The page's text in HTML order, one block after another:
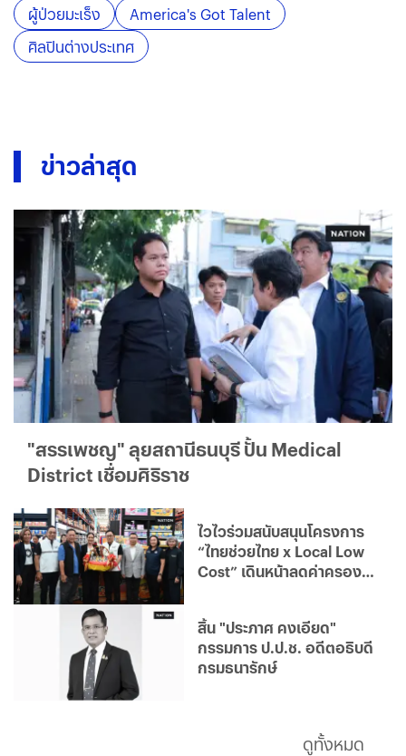
ผู้ป่วยมะเร็ง
America's Got Talent
ศิลปินต่างประเทศ
ข่าวล่าสุด
"สรรเพชญ" ลุยสถานีธนบุรี ปั้น Medical
District เชื่อมศิริราช
ไวไวร่วมสนับสนุนโครงการ
“ไทยช่วยไทย x Local Low
Cost” เดินหน้าลดค่าครอง
สิ้น "ประภาศ คงเอียด"
กรรมการ ป.ป.ช. อดีตอธิบดี
กรมธนารักษ์
ดูทั้งหมด